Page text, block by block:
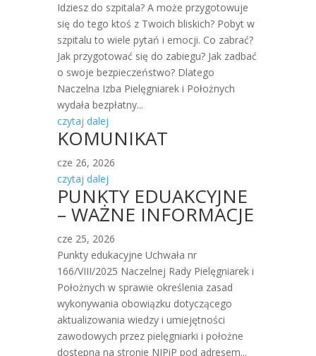
Idziesz do szpitala? A może przygotowuje
się do tego ktoś z Twoich bliskich? Pobyt w
szpitalu to wiele pytań i emocji. Co zabrać?
Jak przygotować się do zabiegu? Jak zadbać
o swoje bezpieczeństwo? Dlatego
Naczelna Izba Pielęgniarek i Położnych
wydała bezpłatny...
czytaj dalej
KOMUNIKAT
cze 26, 2026
czytaj dalej
PUNKTY EDUAKCYJNE
– WAŻNE INFORMACJE
cze 25, 2026
Punkty edukacyjne Uchwała nr
166/VIII/2025 Naczelnej Rady Pielęgniarek i
Położnych w sprawie określenia zasad
wykonywania obowiązku dotyczącego
aktualizowania wiedzy i umiejętności
zawodowych przez pielęgniarki i położne
dostępna na stronie NIPiP pod adresem...